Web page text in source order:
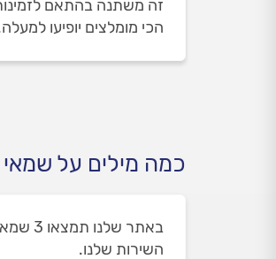
זה משתנה בהתאם
הכי מומלצים יופיעו
כמה מילים על שמאי
השירות שלנו.